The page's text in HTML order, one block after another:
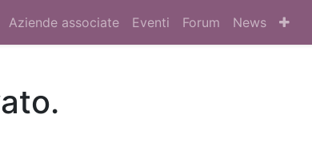
Aziende associate Eventi Forum News